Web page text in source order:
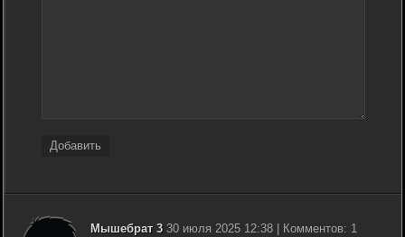
Добавить
Мышебрат 330 июля 2025 12:38 | Комментов: 1